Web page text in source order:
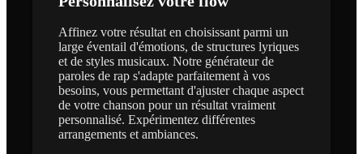
Affinez votre résultat en choisissant parmi un
large éventail d'émotions, de structures lyriques
et de styles musicaux. Notre générateur de
paroles de rap s'adapte parfaitement à vos
besoins, vous permettant d'ajuster chaque aspect
de votre chanson pour un résultat vraiment
personnalisé. Expérimentez différentes
arrangements et ambiances.